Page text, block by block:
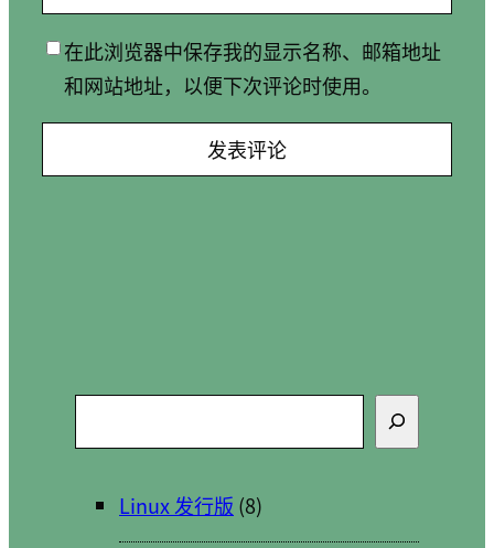
在此浏览器中保存我的显示名称、邮箱地址
和网站地址，以便下次评论时使用。
索
Linux 发行版 (8)